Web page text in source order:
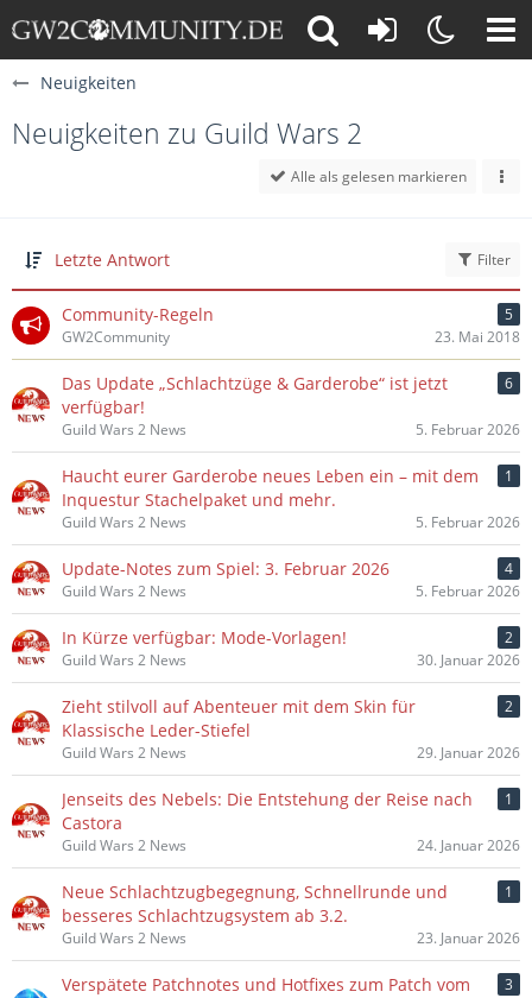
Neuigkeiten
Neuigkeiten zu Guild Wars 2
Alle als gelesen markieren
Letzte Antwort Filter
Community-Regeln
5
GW2Community
23. Mai 2018
Das Update „Schlachtzüge & Garderobe“ ist jetzt
verfügbar!
6
Guild Wars 2 News 5. Februar 2026
Haucht eurer Garderobe neues Leben ein – mit dem
Inquestur Stachelpaket und mehr.
1
Guild Wars 2 News 5. Februar 2026
Update-Notes zum Spiel: 3. Februar 2026
4
Guild Wars 2 News
5. Februar 2026
In Kürze verfügbar: Mode-Vorlagen!
2
Guild Wars 2 News
30. Januar 2026
Zieht stilvoll auf Abenteuer mit dem Skin für
Klassische Leder-Stiefel
2
Guild Wars 2 News 29. Januar 2026
Jenseits des Nebels: Die Entstehung der Reise nach
Castora
1
Guild Wars 2 News 24. Januar 2026
Neue Schlachtzugbegegnung, Schnellrunde und
besseres Schlachtzugsystem ab 3.2.
1
Guild Wars 2 News 23. Januar 2026
Verspätete Patchnotes und Hotfixes zum Patch vom
3